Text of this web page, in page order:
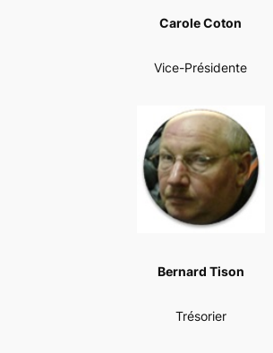
Carole Coton
Vice-Présidente
Bernard Tison
Trésorier